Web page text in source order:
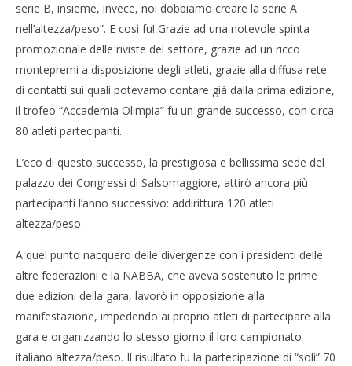
serie B, insieme, invece, noi dobbiamo creare la serie A
nell’altezza/peso”. E così fu! Grazie ad una notevole spinta
promozionale delle riviste del settore, grazie ad un ricco
montepremi a disposizione degli atleti, grazie alla diffusa rete
di contatti sui quali potevamo contare già dalla prima edizione,
il trofeo “Accademia Olimpia” fu un grande successo, con circa
80 atleti partecipanti.
L’eco di questo successo, la prestigiosa e bellissima sede del
palazzo dei Congressi di Salsomaggiore, attirò ancora più
partecipanti l’anno successivo: addirittura 120 atleti
altezza/peso.
A quel punto nacquero delle divergenze con i presidenti delle
altre federazioni e la NABBA, che aveva sostenuto le prime
due edizioni della gara, lavorò in opposizione alla
manifestazione, impedendo ai proprio atleti di partecipare alla
gara e organizzando lo stesso giorno il loro campionato
italiano altezza/peso. Il risultato fu la partecipazione di “soli” 70